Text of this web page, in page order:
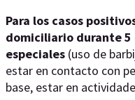
Para los casos
domiciliario durante 5
especiales (uso de
estar en contacto con
base, estar en